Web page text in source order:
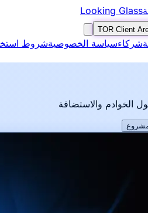
Looking Glass
TOR Client
شركاءسياسة الخصوصيةشروط
الخوادم والاستضافة